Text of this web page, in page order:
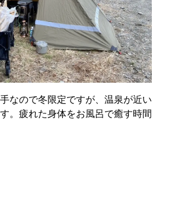
なので冬限定ですが、温泉が近い
。疲れた身体をお風呂で癒す時間